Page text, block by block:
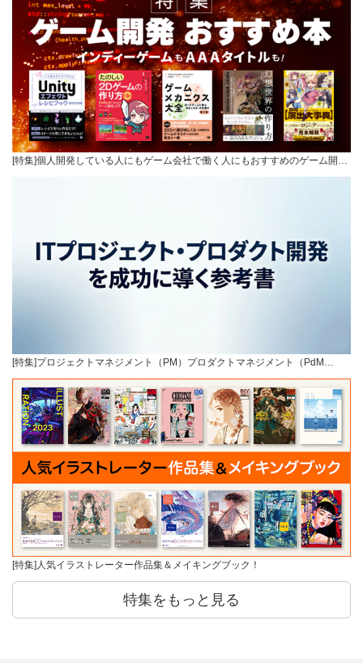
[特集]個人開発している人にもゲーム会社で働く人にもおすすめのゲーム開…
[特集]プロジェクトマネジメント（PM）プロダクトマネジメント（PdM…
[特集]人気イラストレーター作品集＆メイキングブック！
特集をもっと見る